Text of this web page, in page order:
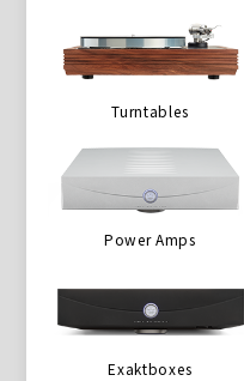
Turntables
Power Amps
Exaktboxes